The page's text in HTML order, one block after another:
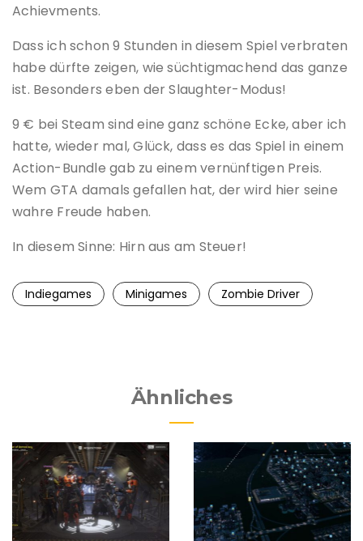
Achievments.
Dass ich schon 9 Stunden in diesem Spiel verbraten
habe dürfte zeigen, wie süchtigmachend das ganze
ist. Besonders eben der Slaughter-Modus!
9 € bei Steam sind eine ganz schöne Ecke, aber ich
hatte, wieder mal, Glück, dass es das Spiel in einem
Action-Bundle gab zu einem vernünftigen Preis.
Wem GTA damals gefallen hat, der wird hier seine
wahre Freude haben.
In diesem Sinne: Hirn aus am Steuer!
Indiegames Minigames Zombie Driver
Ähnliches